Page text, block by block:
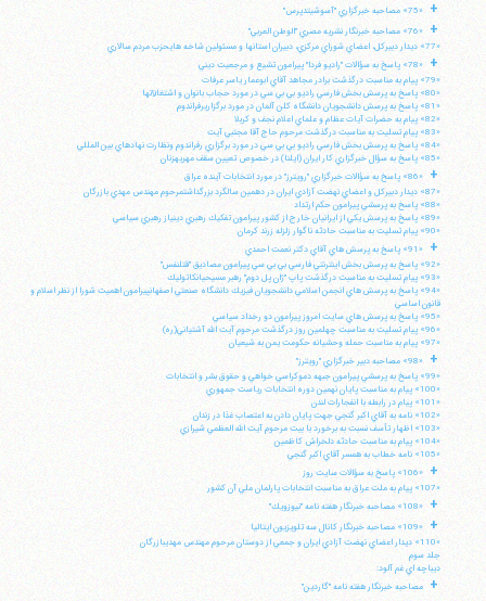
+ «75» مصاحبه خبرگزاري "آسوشيتدپرس"
+
«76» مصاحبه خبرنگار نشريه مصري "الوطن العربي"
«77» ديدار دبيركل، اعضاي شوراي مركزي، دبيران استانها و مسئولين شاخه هايحزب مردم سالاري
+
«78» پاسخ به سؤالات "راديو فردا" پيرامون تشيع و مرجعيت ديني
«79» پيام به مناسبت درگذشت برادر مجاهد آقاي ابوعمار ياسر عرفات
«80» پاسخ به پرسش بخش فارسي راديو بي بي سي در مورد حجاب بانوان و اشتغالآنها
«81» پاسخ به پرسش دانشجويان دانشگاه كلن آلمان در مورد برگزاريرفراندوم
«82» پيام به حضرات آيات عظام و علماي اعلام نجف و كربلا
«83» پيام تسليت به مناسبت درگذشت مرحوم حاج آقا مجتبي آيت
«84» پاسخ به پرسش بخش فارسي راديو بي بي سي در مورد برگزاري رفراندوم ونظارت نهادهاي بين المللي
«85» پاسخ به سؤال خبرگزاري كار ايران (ايلنا) در خصوص تعيين سقف مهريهزنان
+
«86» پاسخ به سؤالات خبرگزاري "رويترز" در مورد انتخابات آينده عراق
«87» ديدار دبيركل و اعضاي نهضت آزادي ايران در دهمين سالگرد بزرگداشتمرحوم مهندس مهدي بازرگان
«88» پاسخ به پرسشي پيرامون حكم ارتداد
«89» پاسخ به پرسش يكي از ايرانيان خارج از كشور پيرامون تفكيك رهبري دينياز رهبري سياسي
«90» پيام تسليت به مناسبت حادثه ناگوار زلزله زرند كرمان
+
«91» پاسخ به پرسش هاي آقاي دكتر نعمت احمدي
«92» پاسخ به پرسش بخش اينترنتي فارسي بي بي سي پيرامون مصاديق "قتلنفس"
«93» پيام تسليت به مناسبت درگذشت پاپ "ژان پل دوم" رهبر مسيحيانكاتوليك
«94» پاسخ به پرسش هاي انجمن اسلامي دانشجويان فيزيك دانشگاه صنعتي اصفهانپيرامون اهميت شورا از نظر اسلام و
قانون اساسي
«95» پاسخ به پرسش هاي سايت امروز پيرامون دو رخداد سياسي
«96» پيام تسليت به مناسبت چهلمين روز درگذشت مرحوم آيت الله آشتياني(ره)
«97» پيام به مناسبت حمله وحشيانه حكومت يمن به شيعيان
+
«98» مصاحبه دبير خبرگزاري "رويترز"
«99» پاسخ به پرسشي پيرامون جبهه دموكراسي خواهي و حقوق بشر و انتخابات
«100» پيام به مناسبت پايان نهمين دوره انتخابات رياست جمهوري
«101» پيام در رابطه با انفجارات لندن
«102» نامه به آقاي اكبر گنجي جهت پايان دادن به اعتصاب غذا در زندان
«103» اظهار تأسف نسبت به برخورد با بيت مرحوم آيت الله العظمي شيرازي
«104» پيام به مناسبت حادثه دلخراش كاظمين
«105» نامه خطاب به همسر آقاي اكبر گنجي
+
«106» پاسخ به سؤالات سايت روز
«107» پيام به ملت عراق به مناسبت انتخابات پارلمان ملي آن كشور
+ «108» مصاحبه خبرنگار هفته نامه "نيوزويك"
+
«109» مصاحبه خبرنگار كانال سه تلويزيون ايتاليا
«110» ديدار اعضاي نهضت آزادي ايران و جمعي از دوستان مرحوم مهندس مهديبازرگان
جلد سوم
ديباچه اي غم آلود:
+ مصاحبه خبرنگار هفته نامه "گاردين"